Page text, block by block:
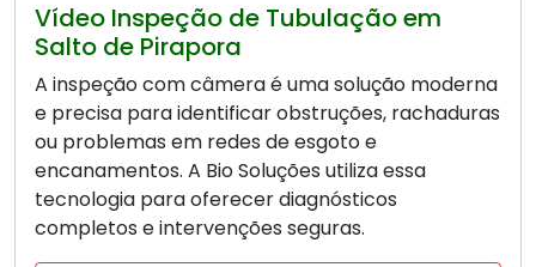
Vídeo Inspeção de Tubulação em
Salto de Pirapora
A inspeção com câmera é uma solução moderna
e precisa para identificar obstruções, rachaduras
ou problemas em redes de esgoto e
encanamentos. A Bio Soluções utiliza essa
tecnologia para oferecer diagnósticos
completos e intervenções seguras.